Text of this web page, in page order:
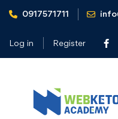
0917571711
Log in Register
Home thuế nhập khẩu
Tag: